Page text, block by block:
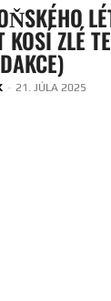
ZLÉ
- 21. JÚLA 2025